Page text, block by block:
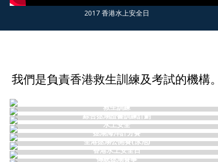
2017 香港水上安全日
我們是負責香港救生訓練及考試的機構
救生訓練
綜合拯溺證書訓練計劃
水上安全
拯溺海洋計分賽
全港拯溺公開賽(泳池)
香港水上安全日
傳統拯溺賽事